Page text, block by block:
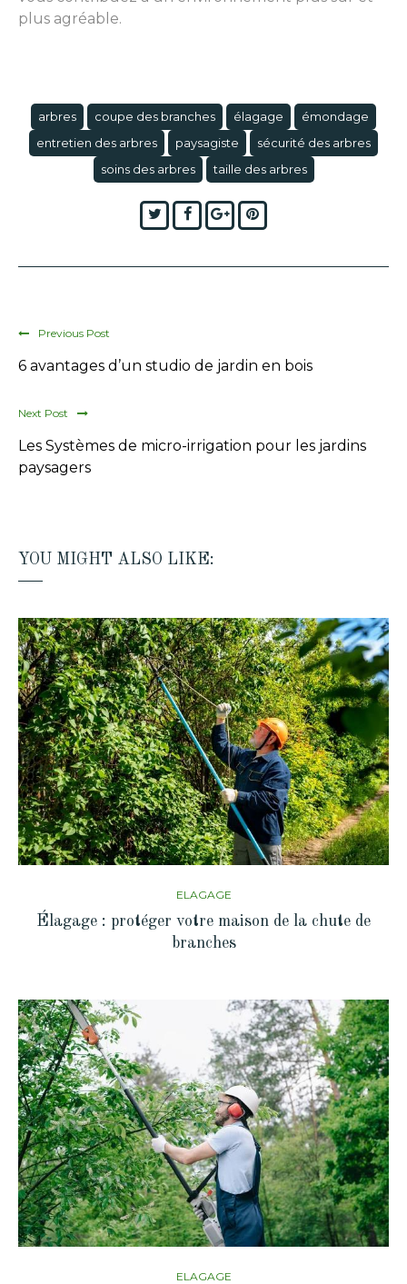
plus agréable.
arbres coupe des branches élagage
émondage
entretien des arbres
paysagiste
sécurité des arbres
soins des arbres
taille des arbres
TwitterFacebook
Google+Pinterest
Previous Post
6 avantages d’un studio de jardin en bois
Next Post
Les Systèmes de micro-irrigation pour les jardins
paysagers
YOU MIGHT ALSO LIKE:
ELAGAGE
Élagage : protéger votre maison de la chute de
branches
ELAGAGE